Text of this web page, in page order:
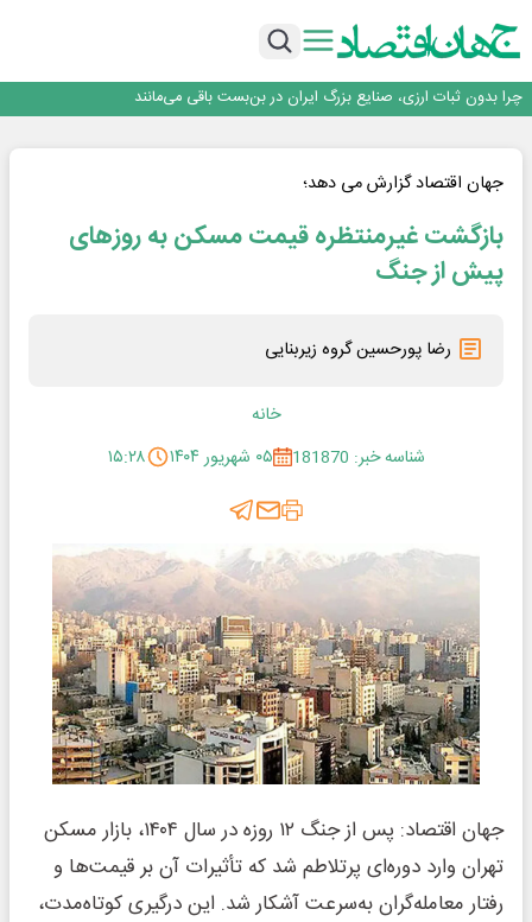
روزنامه ۱۷ مرداد
چرا بدون ثبات ارزی، صنایع بزرگ ایران در بن‌بست باقی می‌مانند
روزنامه ۱۷ مرداد
جهان اقتصاد گزارش می دهد؛
بازگشت غیرمنتظره قیمت مسکن به روزهای
پیش از جنگ
رضا پورحسین گروه زیربنایی
خانه
شناسه خبر: 181870
۰۵ شهریور ۱۴۰۴ ۱۵:۲۸
جهان اقتصاد: پس از جنگ ۱۲ روزه در سال ۱۴۰۴، بازار مسکن
تهران وارد دوره‌ای پرتلاطم شد که تأثیرات آن بر قیمت‌ها و
رفتار معامله‌گران به‌سرعت آشکار شد. این درگیری کوتاه‌مدت،